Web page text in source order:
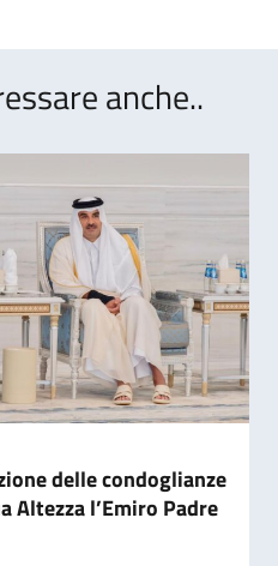
anche..
delle condoglianze
Altezza l’Emiro Padre